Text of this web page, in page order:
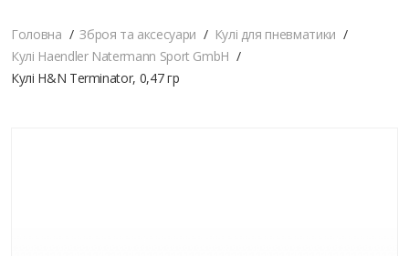
Головна Зброя та аксесуари
Кулі для пневматики
Кулі Haendler Natermann Sport GmbH
Кулі H&N Terminator, 0,47 гр